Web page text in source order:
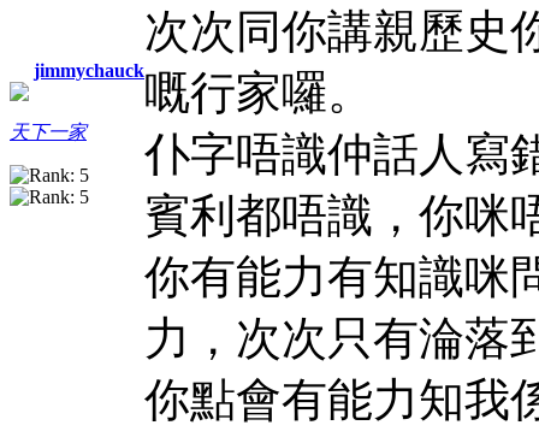
jimmychauck
天下一家
次次同你講親歷史
嘅行家囉。
仆字唔識仲話人寫
賓利都唔識，你咪
你有能力有知識咪
力，次次只有淪落
你點會有能力知我